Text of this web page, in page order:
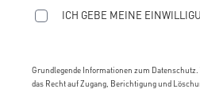
ICH GEBE MEINE
Grundlegende Informationen zum
das Recht auf Zugang, Berichtigung und